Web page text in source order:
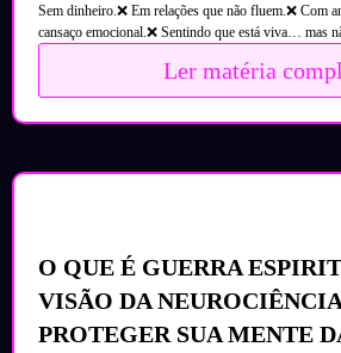
Sem dinheiro.❌ Em relações que não fluem.❌ Com
cansaço emocional.❌ Sentindo que está viva… mas
Ler matéria
O QUE É GUERRA
VISÃO DA
PROTEGER SUA MENTE